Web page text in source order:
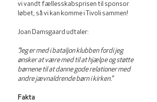
vi vandt fællesskabsprisen til sponsor
løbet, så vi kan komme i Tivoli sammen!
Joan Damsgaard udtaler:
”Jeg er med i bataljon klubben fordi jeg
ønsker at være med til at hjælpe og støtte
børnene til at danne gode relationer med
andre jævnaldrende børn i kirken.”
Fakta